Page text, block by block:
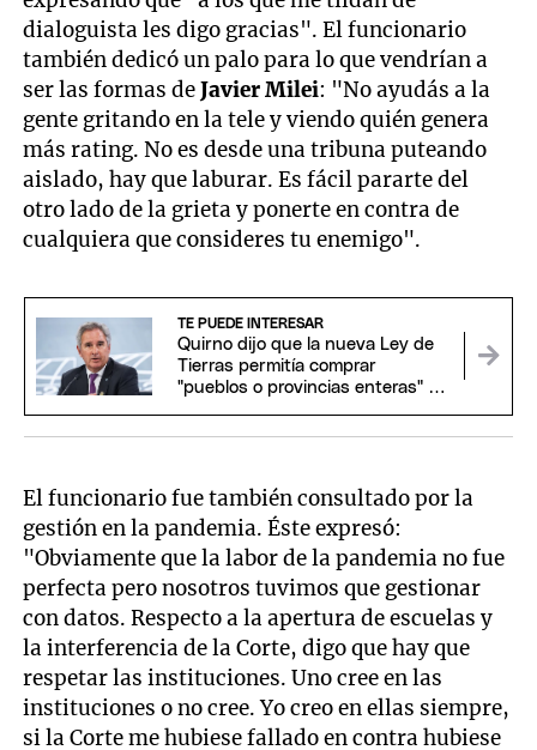
dialoguista les digo gracias". El funcionario
también dedicó un palo para lo que vendrían a
ser las formas deJavier Milei: "No ayudás a la
gente gritando en la tele y viendo quién genera
más rating. No es desde una tribuna puteando
aislado, hay que laburar. Es fácil pararte del
otro lado de la grieta y ponerte en contra de
cualquiera que consideres tu enemigo".
TE PUEDE INTERESAR
Quirno dijo que la nueva Ley de
Tierras permitía comprar
"pueblos o provincias enteras" y
El funcionario fue también consultado por la
gestión en la pandemia. Éste expresó:
"Obviamente que la labor de la pandemia no fue
perfecta pero nosotros tuvimos que gestionar
con datos. Respecto a la apertura de escuelas y
la interferencia de la Corte, digo que hay que
respetar las instituciones. Uno cree en las
instituciones o no cree. Yo creo en ellas siempre,
si la Corte me hubiese fallado en contra hubiese